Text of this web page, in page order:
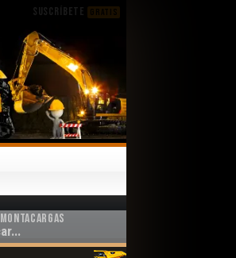
SUSCRÍBETE GRATIS
Montacargas